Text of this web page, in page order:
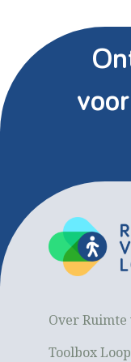
Over
Toolbox